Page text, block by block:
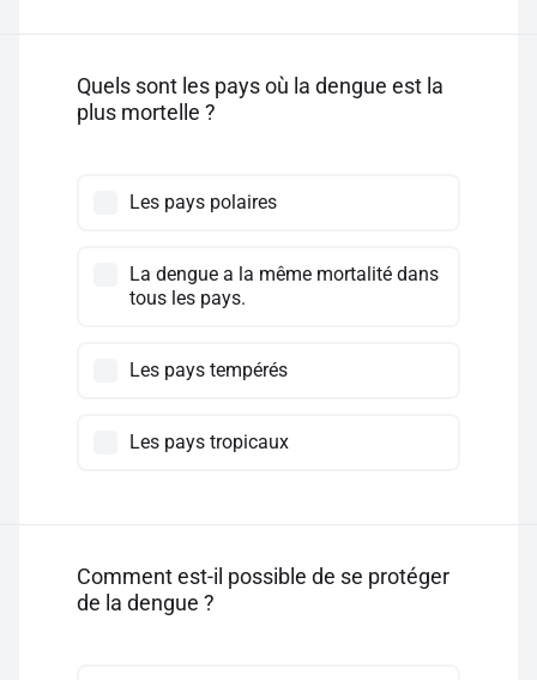
Quels sont les pays où la dengue est la
plus mortelle ?
Les pays polaires
La dengue a la même mortalité dans
tous les pays.
Les pays tempérés
Les pays tropicaux
Comment est-il possible de se protéger
de la dengue ?